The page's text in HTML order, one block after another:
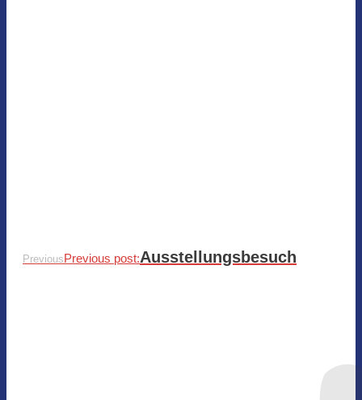
PreviousPrevious post:Ausstellungsbesuch